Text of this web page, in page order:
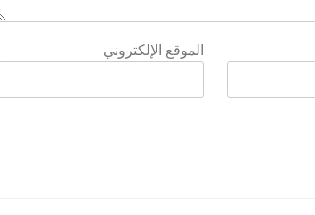
الموقع الإلكتروني